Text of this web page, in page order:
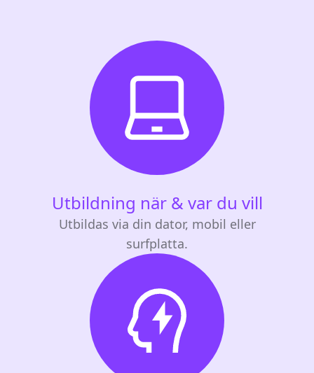
Utbildning när & var du vill
Utbildas via din dator, mobil eller
surfplatta.